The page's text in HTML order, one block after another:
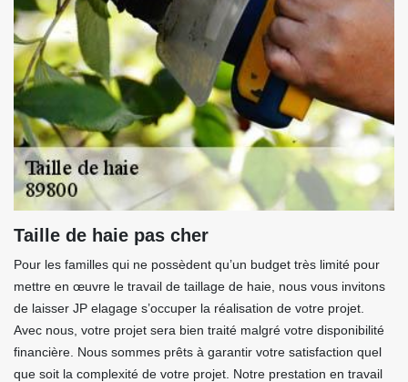
Taille de haie pas cher
Pour les familles qui ne possèdent qu’un budget très limité pour
mettre en œuvre le travail de taillage de haie, nous vous invitons
de laisser JP elagage s’occuper la réalisation de votre projet.
Avec nous, votre projet sera bien traité malgré votre disponibilité
financière. Nous sommes prêts à garantir votre satisfaction quel
que soit la complexité de votre projet. Notre prestation en travail